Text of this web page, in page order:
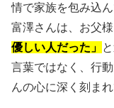
情で家族を包み込ん
富澤さんは、お父
優しい人だった」
言葉ではなく、行
んの心に深く刻ま